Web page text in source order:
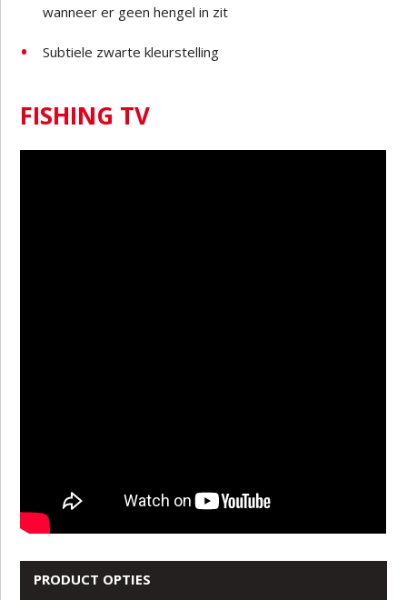
wanneer er geen hengel in zit
Subtiele zwarte kleurstelling
FISHING TV
PRODUCT OPTIES